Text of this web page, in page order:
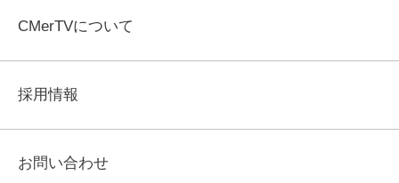
CMerTVについて
採用情報
お問い合わせ